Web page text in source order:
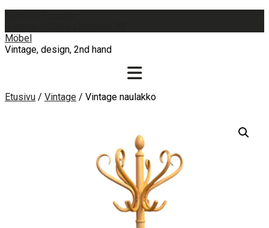
content
Möbel
Vintage, design, 2nd hand
Etusivu / Vintage / Vintage naulakko